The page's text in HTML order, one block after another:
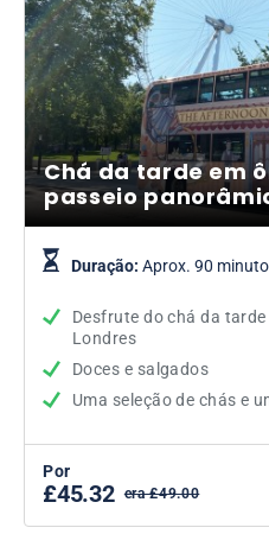
Chá da tarde em
passeio
Duração: Aprox. 90
Desfrute do chá da
Londres
Doces e salgados
Uma seleção de chás e
Por
£45.32 era £49.00